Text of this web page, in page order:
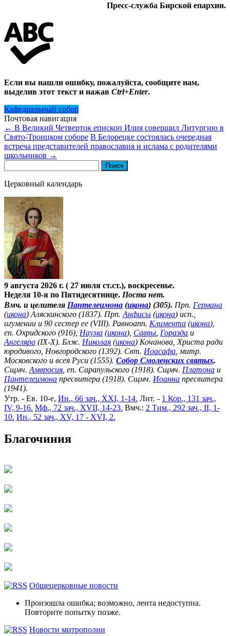
Пресс-служба Бирской епархии.
Если вы нашли ошибку, пожалуйста, сообщите нам,
выделив этот текст и нажав Ctrl+Enter.
Кафедральный собор
Почтовая навигация
← В Великий Четверток епископ Илия совершил Литургию в
Свято-Троицком соборе В Белорецке состоялась очередная
встреча представителей православия и ислама с родителями
школьников →
Церковный календарь
9 августа 2026 г. ( 27 июля ст.ст.), воскресенье.
Неделя 10-я по Пятидесятнице. Поста нет.
Вмч. и целителя Пантелеимона (икона) (305). Прп. Германа
(икона) Аляскинского (1837). Прп. Анфисы (икона) исп.,
игумении и 90 сестер ее (VIII). Равноапп. Климента (икона),
еп. Охридского (916), Наума (икона), Саввы Горазда и
Ангеляра (IX-X). Блж. Николая (икона) Кочанова, Христа ради
юродивого, Новгородского (1392). Свт. Иоасафа , митр.
Московского и всея Руси (1555). Собор Смоленских святых.
Сщмч. Амвросия , еп. Сарапульского (1918). Сщмч. Платона и
Пантелеимона пресвитера (1918). Сщмч. Иоанна пресвитера
(1941).
Утр. - Ев. 10-е, Ин., 66 зач., XXI, 1-14. Лит. - 1 Кор., 131 зач.,
IV, 9-16. Мф., 72 зач., XVII, 14-23. Вмч.: 2 Тим., 292 зач., II, 1-
10. Ин., 52 зач., XV, 17 - XVI, 2.
Благочиния
Общецерковные новости
Произошла ошибка; возможно, лента недоступна.
Повторите попытку позже.
Новости митрополии